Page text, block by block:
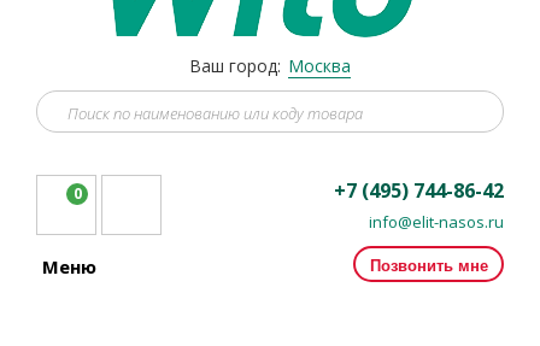
Ваш город: Москва
0 +7 (495) 744-86-42
info@elit-nasos.ru
Позвонить мне
Меню